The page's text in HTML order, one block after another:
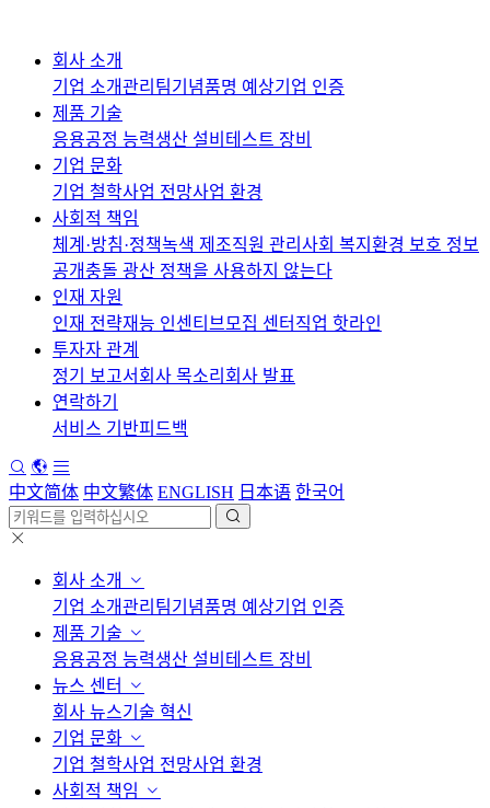
회사 소개
기업 소개관리팀기념품명 예상기업 인증
제품 기술
응용공정 능력생산 설비 테스트 장비
기업 문화
기업 철학사업 전망사업 환경
사회적 책임
체계·방침·정책녹색 제조직원 관리 사회 복지 환경 보호 정보
공개충돌 광산 정책을 사용하지 않는다
인재 자원
인재 전략재능 인센티브 모집 센터 직업 핫라인
투자자 관계
정기 보고서 회사 목소리 회사 발표
연락하기
서비스 기반피드백
中文简体 中文繁体 ENGLISH 日本语 한국어
회사 소개
기업 소개관리팀기념품명 예상기업 인증
제품 기술
응용공정 능력생산 설비 테스트 장비
뉴스 센터
회사 뉴스기술 혁신
기업 문화
기업 철학사업 전망사업 환경
사회적 책임